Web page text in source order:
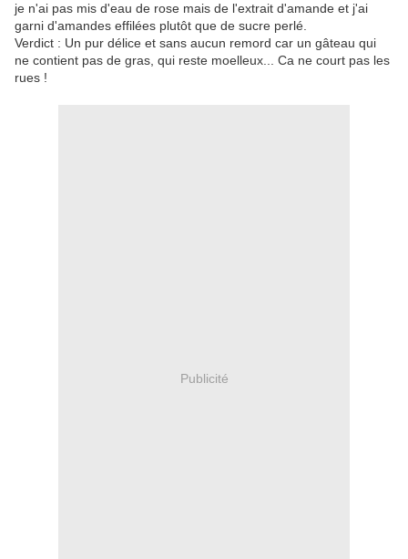
je n'ai pas mis d'eau de rose mais de l'extrait d'amande et j'ai
garni d'amandes effilées plutôt que de sucre perlé.
Verdict : Un pur délice et sans aucun remord car un gâteau qui
ne contient pas de gras, qui reste moelleux... Ca ne court pas les
rues !
Publicité